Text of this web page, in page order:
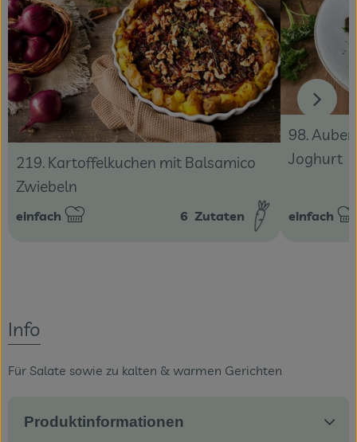
219. Kartoffelkuchen mit Balsamico
Zwiebeln
Schwierigkeit:
einfach 6 Zutaten
98.
Joghurt
einfach
Info
Für Salate sowie zu kalten & warmen Gerichten
Produktinformationen